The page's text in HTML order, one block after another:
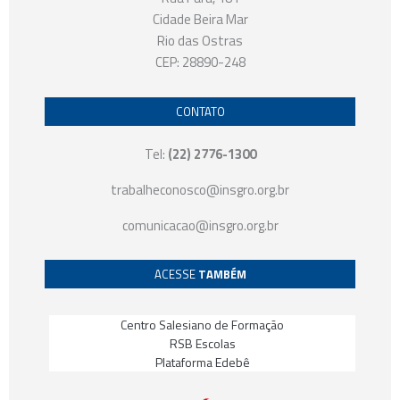
Cidade Beira Mar
Rio das Ostras
CEP: 28890-248
CONTATO
Tel: (22) 2776-1300
trabalheconosco@insgro.org.br
comunicacao@insgro.org.br
ACESSE TAMBÉM
Centro Salesiano de Formação
RSB Escolas
Plataforma Edebê